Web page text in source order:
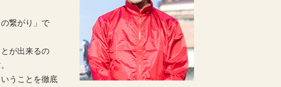
繋がり」で
が出来るの
うことを徹底